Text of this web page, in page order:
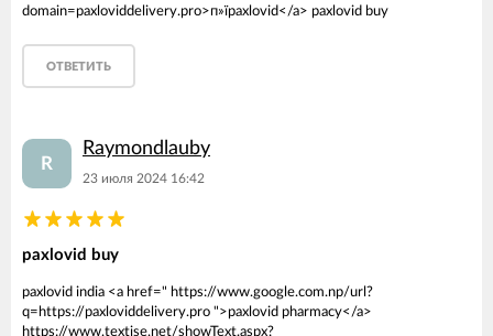
domain=paxloviddelivery.pro>п»їpaxlovid</a> paxlovid buy
ОТВЕТИТЬ
R
Raymondlauby
23 июля 2024 16:42
paxlovid buy
paxlovid india <a href=" https://www.google.com.np/url?
q=https://paxloviddelivery.pro ">paxlovid pharmacy</a>
https://www.textise.net/showText.aspx?